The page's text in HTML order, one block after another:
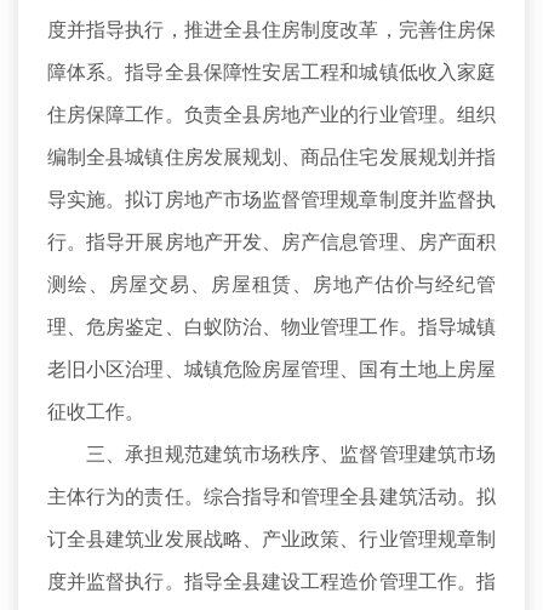
度并指导执行，推进全县住房制度改革，完善住房保
障体系。指导全县保障性安居工程和城镇低收入家庭
住房保障工作。负责全县房地产业的行业管理。组织
编制全县城镇住房发展规划、商品住宅发展规划并指
导实施。拟订房地产市场监督管理规章制度并监督执
行。指导开展房地产开发、房产信息管理、房产面积
测绘、房屋交易、房屋租赁、房地产估价与经纪管
理、危房鉴定、白蚁防治、物业管理工作。指导城镇
老旧小区治理、城镇危险房屋管理、国有土地上房屋
征收工作。
三、承担规范建筑市场秩序、监督管理建筑市场
主体行为的责任。综合指导和管理全县建筑活动。拟
订全县建筑业发展战略、产业政策、行业管理规章制
度并监督执行。指导全县建设工程造价管理工作。指